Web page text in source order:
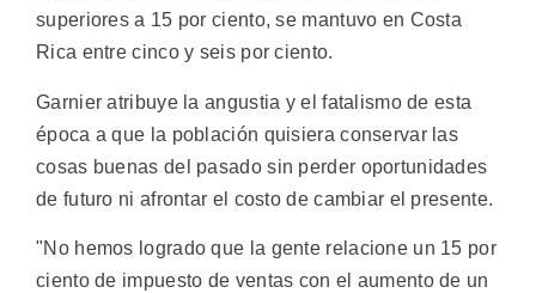
superiores a 15 por ciento, se mantuvo en Costa
Rica entre cinco y seis por ciento.
Garnier atribuye la angustia y el fatalismo de esta
época a que la población quisiera conservar las
cosas buenas del pasado sin perder oportunidades
de futuro ni afrontar el costo de cambiar el presente.
"No hemos logrado que la gente relacione un 15 por
ciento de impuesto de ventas con el aumento de un